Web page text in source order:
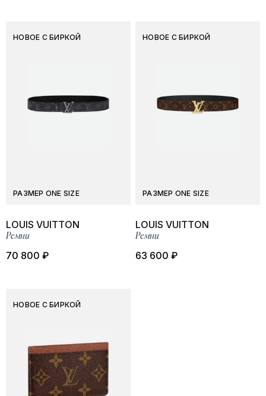
НОВОЕ С БИРКОЙ
РАЗМЕР ONE SIZE
LOUIS VUITTON
Ремни
70 800 ₽
НОВОЕ С БИРКОЙ
РАЗМЕР ONE SIZE
LOUIS VUITTON
Ремни
63 600 ₽
НОВОЕ С БИРКОЙ